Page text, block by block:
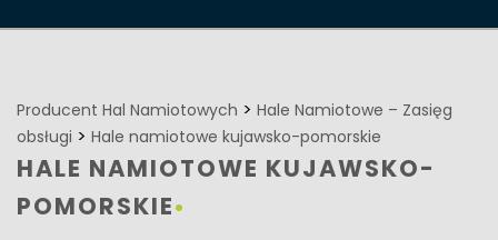
Producent Hal Namiotowych > Hale Namiotowe – Zasięg
obsługi > Hale namiotowe kujawsko-pomorskie
HALE NAMIOTOWE KUJAWSKO-
POMORSKIE